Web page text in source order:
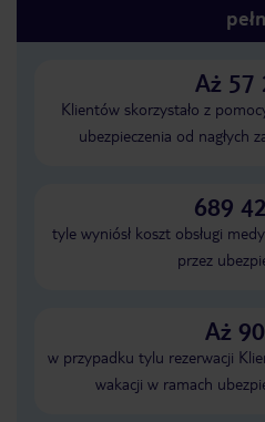
Aż 57
Klientów skorzystało z
ubezpieczenia od nagłych
689
tyle wyniósł koszt obsługi
przez
Aż
w przypadku tylu rezerwacji
wakacji w ramach